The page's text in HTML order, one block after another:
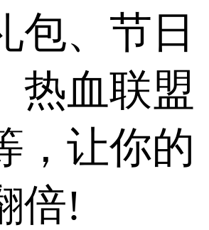
包、节日
热血联盟
，让你的
倍!